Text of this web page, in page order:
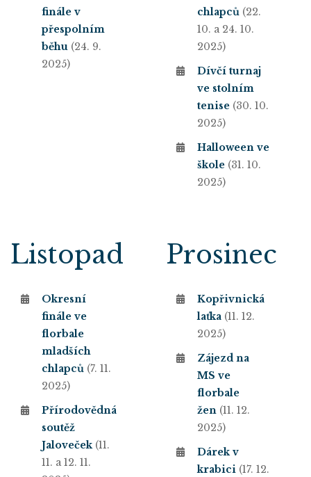
finále v
přespolním
běhu (24. 9.
2025)
chlapců (22.
10. a 24. 10.
2025)
Dívčí turnaj
ve stolním
tenise (30. 10.
2025)
Halloween ve
škole (31. 10.
2025)
Listopad
Okresní
finále ve
florbale
mladších
chlapců (7. 11.
2025)
Přírodovědná
soutěž
Jaloveček(11.
11. a 12. 11.
Prosinec
Kopřivnická
laťka (11. 12.
2025)
Zájezd na
MS ve
florbale
žen (11. 12.
2025)
Dárek v
krabici (17. 12.